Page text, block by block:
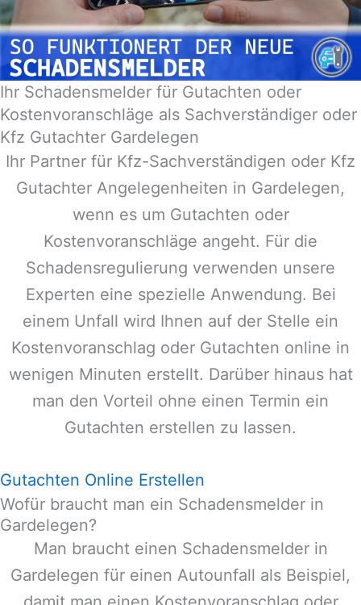
Ihr Schadensmelder für Gutachten oder
Kostenvoranschläge als Sachverständiger oder
Kfz Gutachter Gardelegen
Ihr Partner für Kfz-Sachverständigen oder Kfz
Gutachter Angelegenheiten in Gardelegen,
wenn es um Gutachten oder
Kostenvoranschläge angeht. Für die
Schadensregulierung verwenden unsere
Experten eine spezielle Anwendung. Bei
einem Unfall wird Ihnen auf der Stelle ein
Kostenvoranschlag oder Gutachten online in
wenigen Minuten erstellt. Darüber hinaus hat
man den Vorteil ohne einen Termin ein
Gutachten erstellen zu lassen.
Gutachten Online Erstellen
Wofür braucht man ein Schadensmelder in
Gardelegen?
Man braucht einen Schadensmelder in
Gardelegen für einen Autounfall als Beispiel,